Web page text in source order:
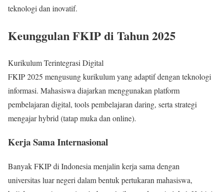
teknologi dan inovatif.
Keunggulan FKIP di Tahun 2025
Kurikulum Terintegrasi Digital
FKIP 2025 mengusung kurikulum yang adaptif dengan teknologi
informasi. Mahasiswa diajarkan menggunakan platform
pembelajaran digital, tools pembelajaran daring, serta strategi
mengajar hybrid (tatap muka dan online).
Kerja Sama Internasional
Banyak FKIP di Indonesia menjalin kerja sama dengan
universitas luar negeri dalam bentuk pertukaran mahasiswa,